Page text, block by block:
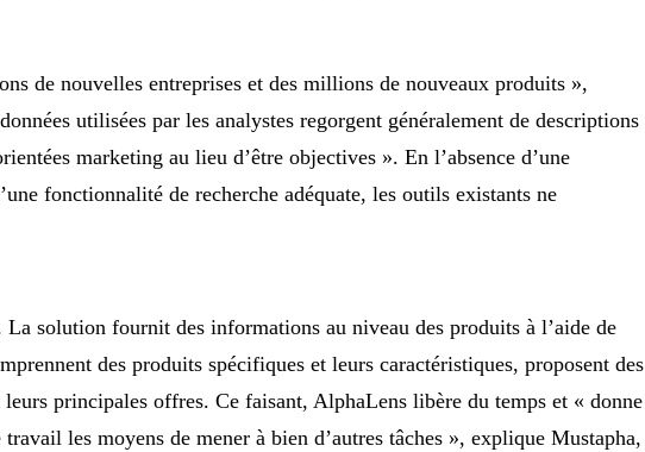
de nouvelles entreprises et des millions de nouveaux produits »,
utilisées par les analystes regorgent généralement de descriptions
marketing au lieu d’être objectives ». En l’absence d’une
fonctionnalité de recherche adéquate, les outils existants ne
La solution fournit des informations au niveau des produits à l’aide de
des produits spécifiques et leurs caractéristiques, proposent des
principales offres. Ce faisant, AlphaLens libère du temps et « donne
les moyens de mener à bien d’autres tâches », explique Mustapha,